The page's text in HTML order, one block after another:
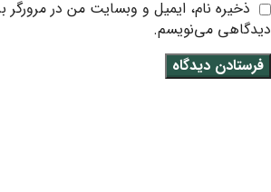
ذخیره نام، ایمیل و وبسایت من در مرورگر
دیدگاهی می‌نویسم.